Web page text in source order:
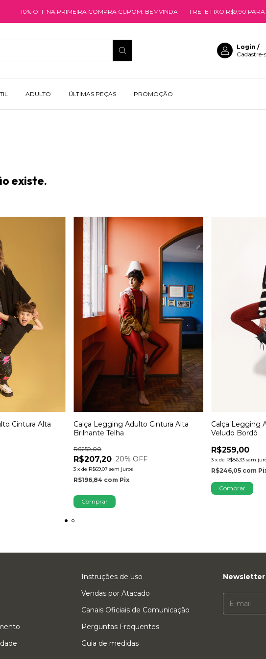
OFF NA PRIMEIRA COMPRA CUPOM: BEMVINDA FRETE FIXO R$9,90 PARA SP OU
Login /
Cadastre-
ADULTO ÚLTIMAS PEÇAS PROMOÇÃO
existe.
Cintura Alta
Calça Legging Adulto Cintura Alta
Brilhante Telha
R$207,20
R$259,00
20% OFF
3 x de R$69,07 sem juros
R$196,84 com Pix
Comprar
Calça Legging
Veludo Bordô
R$259,00
3 x de R$86,33 sem
R$246,05 com
Comprar
Instruções de uso
Vendas por Atacado
Canais Oficiais de Comunicação
Perguntas Frequentes
Guia de medidas
Newsletter